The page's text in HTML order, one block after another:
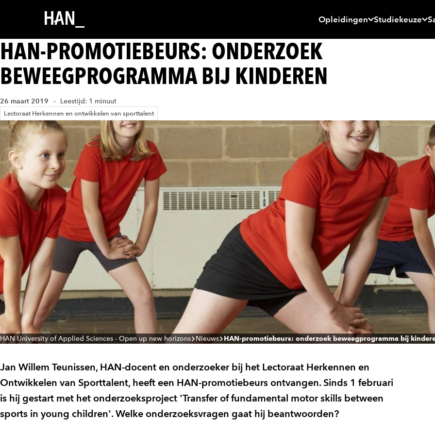
Opleidingen Studiekeuze
HAN-PROMOTIEBEURS: ONDERZOEK
BEWEEGPROGRAMMA BIJ KINDEREN
26 maart 2019 Leestijd: 1 minuut
Lectoraat Herkennen en ontwikkelen van sporttalent
HAN University of Applied Sciences - Open up new horizons Nieuws HAN-promotiebeurs: onderzoek beweegprogramma bij
Jan Willem Teunissen, HAN-docent en onderzoeker bij het Lectoraat Herkennen en
Ontwikkelen van Sporttalent, heeft een HAN-promotiebeurs ontvangen. Sinds 1 februari
is hij gestart met het onderzoeksproject 'Transfer of fundamental motor skills between
sports in young children'. Welke onderzoeksvragen gaat hij beantwoorden?